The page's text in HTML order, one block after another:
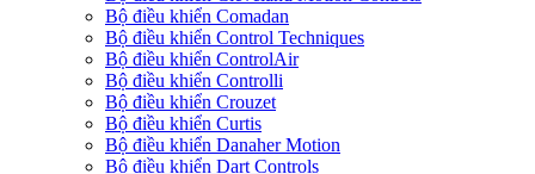
Bộ điều khiển Comadan
Bộ điều khiển Control Techniques
Bộ điều khiển ControlAir
Bộ điều khiển Controlli
Bộ điều khiển Crouzet
Bộ điều khiển Curtis
Bộ điều khiển Danaher Motion
Bộ điều khiển Dart Controls